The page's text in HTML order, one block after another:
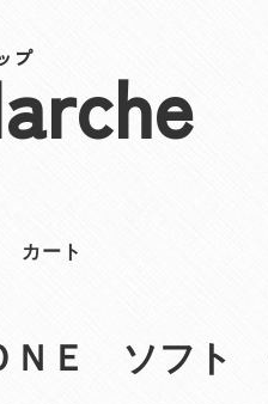
プ
カート
ＮＥ ソフ